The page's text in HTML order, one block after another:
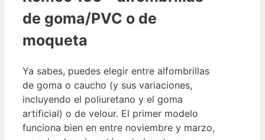
de goma/PVC o de
moqueta
Ya sabes, puedes elegir entre alfombrillas
de goma o caucho (y sus variaciones,
incluyendo el poliuretano y el goma
artificial) o de velour. El primer modelo
funciona bien en entre noviembre y marzo,